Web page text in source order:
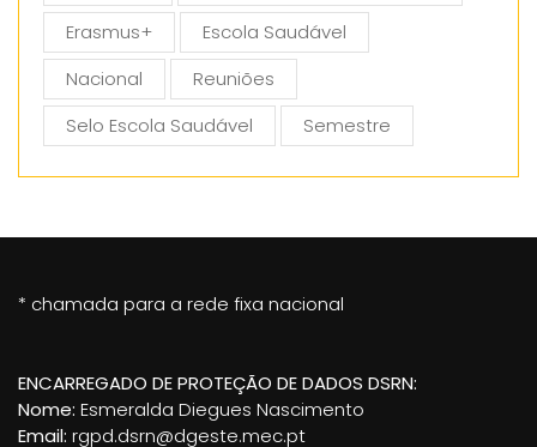
Erasmus+
Escola Saudável
Nacional
Reuniões
Selo Escola Saudável
Semestre
* chamada para a rede fixa nacional
ENCARREGADO DE PROTEÇÃO DE DADOS DSRN:
Nome: Esmeralda Diegues Nascimento
Email: rgpd.dsrn@dgeste.mec.pt